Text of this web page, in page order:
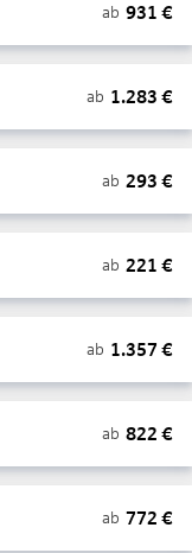
ab 931 €
ab 1.283 €
ab 293 €
ab 221 €
ab 1.357 €
ab 822 €
ab 772 €